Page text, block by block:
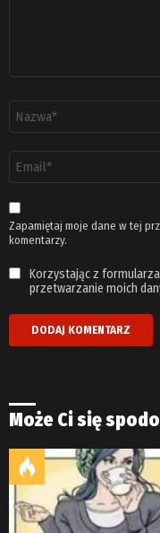
email
*
Zapamiętaj moje dane w tej
komentarzy.
Korzystając z
przetwarzanie moich
Może Ci się